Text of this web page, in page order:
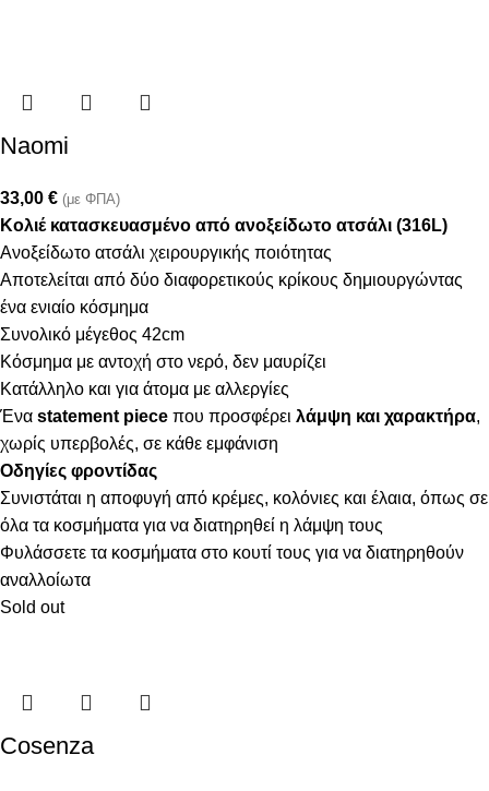
Naomi
33,00 € (με ΦΠΑ)
Κολιέ κατασκευασμένο από ανοξείδωτο ατσάλι (316L)
Ανοξείδωτο ατσάλι χειρουργικής ποιότητας
Αποτελείται από δύο διαφορετικούς κρίκους δημιουργώντας
ένα ενιαίο κόσμημα
Συνολικό μέγεθος 42cm
Κόσμημα με αντοχή στο νερό, δεν μαυρίζει
Κατάλληλο και για άτομα με αλλεργίες
Ένα statement piece που προσφέρει λάμψη και χαρακτήρα,
χωρίς υπερβολές, σε κάθε εμφάνιση
Οδηγίες φροντίδας
Συνιστάται η αποφυγή από κρέμες, κολόνιες και έλαια, όπως σε
όλα τα κοσμήματα για να διατηρηθεί η λάμψη τους
Φυλάσσετε τα κοσμήματα στο κουτί τους για να διατηρηθούν
αναλλοίωτα
Sold out
Cosenza